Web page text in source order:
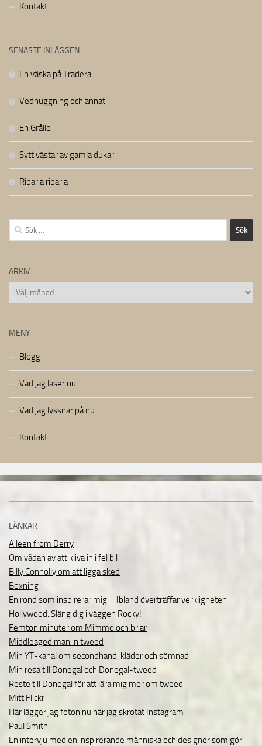
Kontakt
SENASTE INLÄGGEN
En väska på Tradera
Vedhuggning och annat
En Grålle
Sytt västar av gamla dukar
Riparia riparia
Sök
efter:
ARKIV
Arkiv
MENY
Blogg
Vad jag läser nu
Vad jag lyssnar på nu
Kontakt
LÄNKAR
Aileen from Derry
Om vådan av att kliva in i fel bil
Billy Connolly om att ligga sked
Boxning
En rond som inspirerar mig – Ibland överträffar verkligheten
Hollywood. Släng dig i väggen Rocky!
Femton minuter om Mimmo och briar
Middleaged man in tweed
Min YT-kanal om secondhand, kläder och sömnad
Min resa till Donegal och Donegal-tweed
Reste till Donegal för att lära mig mer om tweed
Mitt Flickr
Här lägger jag foton nu när jag skrotat Instagram
Paul Smith
En intervju med en inspirerande människa och designer som gör